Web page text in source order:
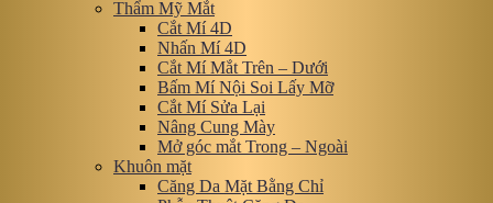
Thẩm Mỹ Mắt
Cắt Mí 4D
Nhấn Mí 4D
Cắt Mí Mắt Trên – Dưới
Bấm Mí Nội Soi Lấy Mỡ
Cắt Mí Sửa Lại
Nâng Cung Mày
Mở góc mắt Trong – Ngoài
Khuôn mặt
Căng Da Mặt Bằng Chỉ